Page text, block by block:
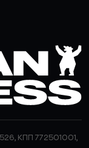
КПП 772501001,